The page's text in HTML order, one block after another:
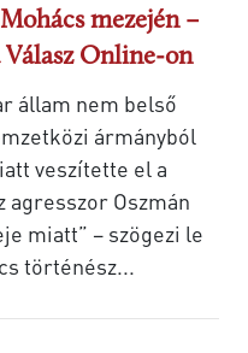
mezején –
Válasz Online-on
állam nem belső
ármányból
veszítette el a
agresszor Oszmán
miatt” – szögezi le
történész...